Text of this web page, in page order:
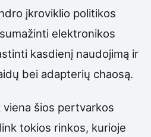
įkroviklio politikos
elektronikos
kasdienį naudojimą ir
bei adapterių chaosą.
viena šios pertvarkos
tokios rinkos, kurioje